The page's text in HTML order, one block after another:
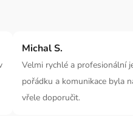
Michal S.
Velmi rychlé a profesionální
pořádku a komunikace byla
vřele doporučit.